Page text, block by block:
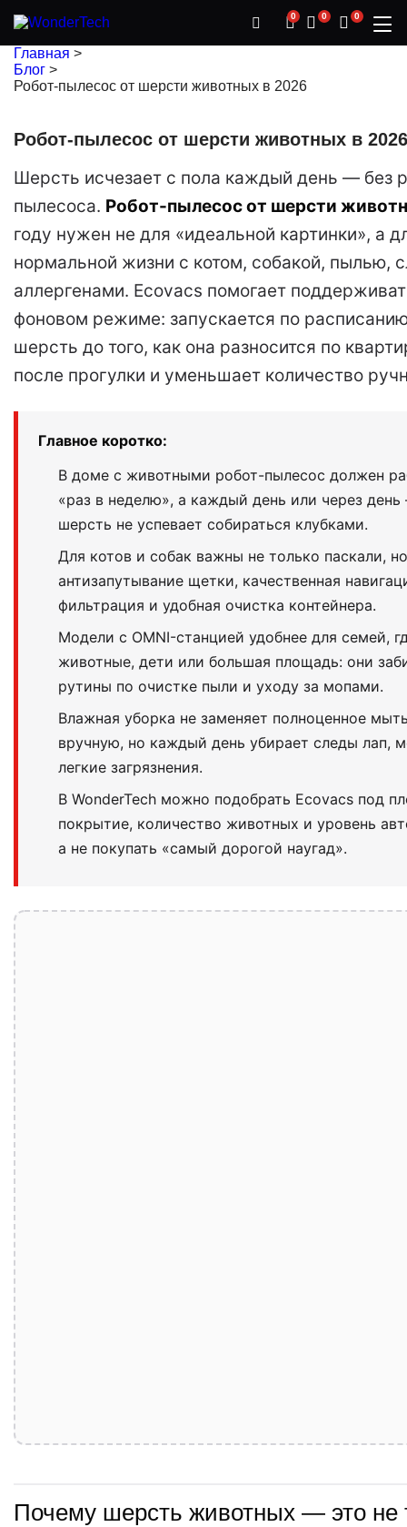
0 0 0
Главная >
Блог >
Робот-пылесос от шерсти животных в 2026
Робот-пылесос от шерсти животных в 2026
Шерсть исчезает с пола каждый день — без
пылесоса. Робот-пылесос от шерсти
году нужен не для «идеальной картинки», а
нормальной жизни с котом, собакой, пылью,
аллергенами. Ecovacs помогает
фоновом режиме: запускается по
шерсть до того, как она разносится по
после прогулки и уменьшает количество
Главное коротко:
В доме с животными робот-пылесос должен
«раз в неделю», а каждый день или через
шерсть не успевает собираться клубками.
Для котов и собак важны не только паскали,
антизапутывание щетки, качественная
фильтрация и удобная очистка контейнера.
Модели с OMNI-станцией удобнее для семей,
животные, дети или большая площадь: они
рутины по очистке пыли и уходу за мопами.
Влажная уборка не заменяет полноценное
вручную, но каждый день убирает следы лап,
легкие загрязнения.
В WonderTech можно подобрать Ecovacs под
покрытие, количество животных и уровень
а не покупать «самый дорогой наугад».
Почему шерсть животных — это не